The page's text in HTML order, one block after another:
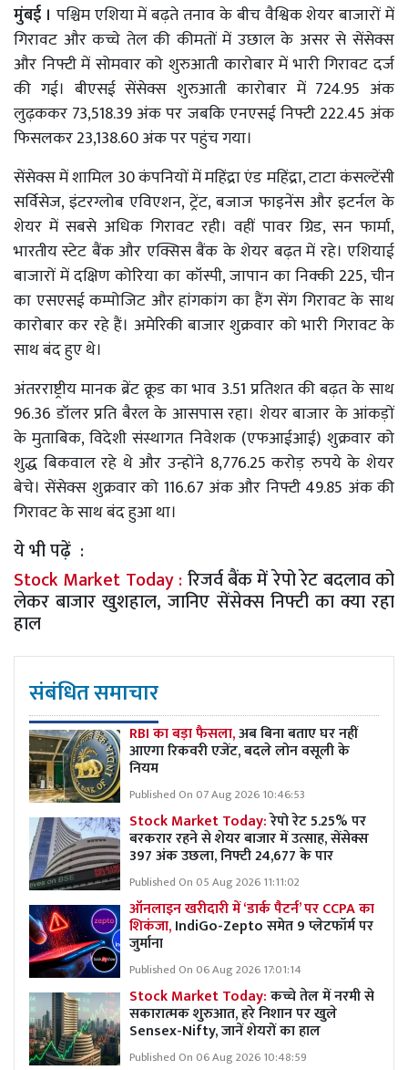
मुंबई । पश्चिम एशिया में बढ़ते तनाव के बीच वैश्विक शेयर बाजारों में
गिरावट और कच्चे तेल की कीमतों में उछाल के असर से सेंसेक्स
और निफ्टी में सोमवार को शुरुआती कारोबार में भारी गिरावट दर्ज
की गई। बीएसई सेंसेक्स शुरुआती कारोबार में 724.95 अंक
लुढ़ककर 73,518.39 अंक पर जबकि एनएसई निफ्टी 222.45 अंक
फिसलकर 23,138.60 अंक पर पहुंच गया।
सेंसेक्स में शामिल 30 कंपनियों में महिंद्रा एंड महिंद्रा, टाटा कंसल्टेंसी
सर्विसेज, इंटरग्लोब एविएशन, ट्रेंट, बजाज फाइनेंस और इटर्नल के
शेयर में सबसे अधिक गिरावट रही। वहीं पावर ग्रिड, सन फार्मा,
भारतीय स्टेट बैंक और एक्सिस बैंक के शेयर बढ़त में रहे। एशियाई
बाजारों में दक्षिण कोरिया का कॉस्पी, जापान का निक्की 225, चीन
का एसएसई कम्पोजिट और हांगकांग का हैंग सेंग गिरावट के साथ
कारोबार कर रहे हैं। अमेरिकी बाजार शुक्रवार को भारी गिरावट के
साथ बंद हुए थे।
अंतरराष्ट्रीय मानक ब्रेंट क्रूड का भाव 3.51 प्रतिशत की बढ़त के साथ
96.36 डॉलर प्रति बैरल के आसपास रहा। शेयर बाजार के आंकड़ों
के मुताबिक, विदेशी संस्थागत निवेशक (एफआईआई) शुक्रवार को
शुद्ध बिकवाल रहे थे और उन्होंने 8,776.25 करोड़ रुपये के शेयर
बेचे। सेंसेक्स शुक्रवार को 116.67 अंक और निफ्टी 49.85 अंक की
गिरावट के साथ बंद हुआ था।
ये भी पढ़ें :
Stock Market Today :रिजर्व बैंक में रेपो रेट बदलाव को
लेकर बाजार खुशहाल, जानिए सेंसेक्स निफ्टी का क्या रहा
हाल
संबंधित समाचार
RBI का बड़ा फैसला,अब बिना बताए घर नहीं
आएगा रिकवरी एजेंट, बदले लोन वसूली के
नियम
Published On 07 Aug 2026 10:46:53
Stock Market Today:रेपो रेट 5.25% पर
बरकरार रहने से शेयर बाजार में उत्साह, सेंसेक्स
397 अंक उछला, निफ्टी 24,677 के पार
Published On 05 Aug 2026 11:11:02
ऑनलाइन खरीदारी में ‘डार्क पैटर्न’ पर CCPA का
शिकंजा,IndiGo-Zepto समेत 9 प्लेटफॉर्म पर
जुर्माना
Published On 06 Aug 2026 17:01:14
Stock Market Today:कच्चे तेल में नरमी से
सकारात्मक शुरुआत, हरे निशान पर खुले
Sensex-Nifty, जानें शेयरों का हाल
Published On 06 Aug 2026 10:48:59